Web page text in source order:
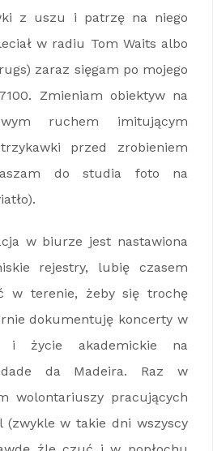
z uszu i patrzę na niego
w radiu Tom Waits albo
zaraz sięgam po mojego
Zmieniam obiektyw na
ruchem imitującym
przed zrobieniem
do studia foto na
w biurze jest nastawiona
rejestry, lubię czasem
w terenie, żeby się trochę
dokumentuję koncerty w
i życie akademickie na
da Madeira. Raz w
wolontariuszy pracujących
w takie dni wszyscy